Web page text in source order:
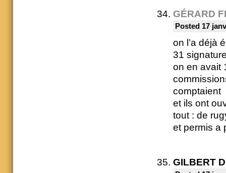
GÉRARD
Posted 17
on l’a déjà
31
on en avait
comptaient
et ils ont
tout : de
et permis a
GILBERT